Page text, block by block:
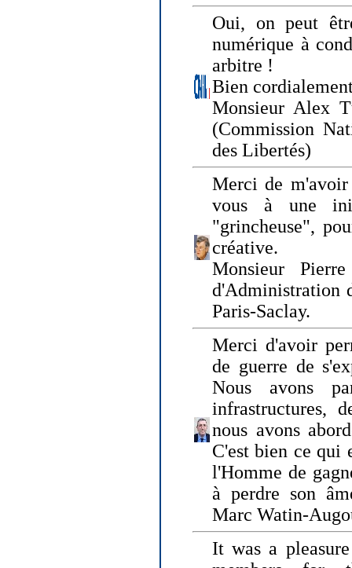
Oui, on peut
numérique à
arbitre !
Bien
Monsieur Alex
(Commission
des Libertés)
Merci de
vous à une
"grincheuse",
créative.
Monsieur
d'Administration
Paris-Saclay.
Merci d'avoir
de guerre de
Nous avons
infrastructures,
nous avons
C'est bien ce qui
l'Homme de
à perdre son
Marc Watin-
It was a